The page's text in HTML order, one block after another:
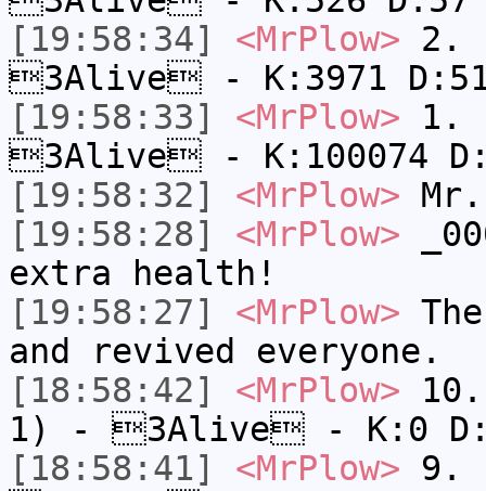
[19:58:34]
<MrPlow> 2.
3Alive - K:3971
[19:58:33]
<MrPlow> 1.
3Alive - K:100074
[19:58:32]
<MrPlow>
[19:58:28]
<MrPlow>
extra health!
[19:58:27]
<MrPlow>
and revived everyone.
[18:58:42]
<MrPlow>
1) - 3Alive - K:0
[18:58:41]
<MrPlow> 9.